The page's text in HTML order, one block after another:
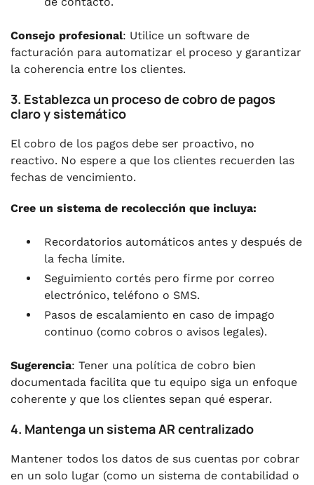
Consejo profesional: Utilice un software de
facturación para automatizar el proceso y garantizar
la coherencia entre los clientes.
3. Establezca un proceso de cobro de pagos
claro y sistemático
El cobro de los pagos debe ser proactivo, no
reactivo. No espere a que los clientes recuerden las
fechas de vencimiento.
Cree un sistema de recolección que incluya:
Recordatorios automáticos antes y después de
la fecha límite.
Seguimiento cortés pero firme por correo
electrónico, teléfono o SMS.
Pasos de escalamiento en caso de impago
continuo (como cobros o avisos legales).
Sugerencia: Tener una política de cobro bien
documentada facilita que tu equipo siga un enfoque
coherente y que los clientes sepan qué esperar.
4. Mantenga un sistema AR centralizado
Mantener todos los datos de sus cuentas por cobrar
en un solo lugar (como un sistema de contabilidad o